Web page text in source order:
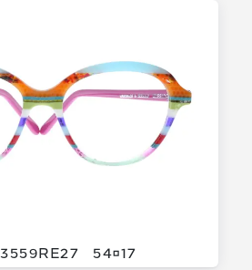
3559RE27 5417